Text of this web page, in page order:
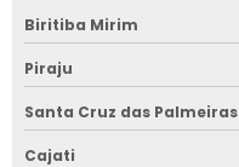
Biritiba Mirim
Piraju
Santa Cruz das Palmeiras
Cajati